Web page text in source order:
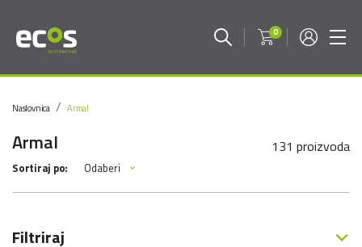
0
Naslovnica Armal
Armal 131 proizvoda
Sortiraj po: Odaberi
Filtriraj